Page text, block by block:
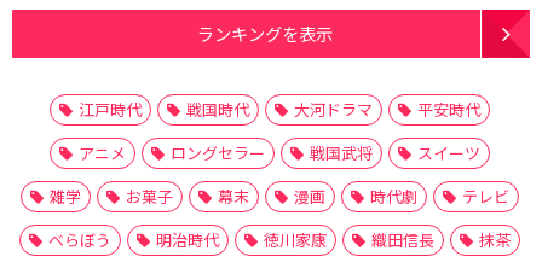
ランキングを表示
江戸時代 戦国時代 大河ドラマ
平安時代
アニメ
ロングセラー 戦国武将
スイーツ
雑学
お菓子 幕末 漫画 時代劇
テレビ
べらぼう
明治時代 徳川家康 織田信長
抹茶